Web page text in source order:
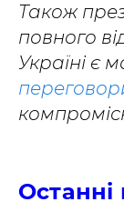
Також
повного
Україні є